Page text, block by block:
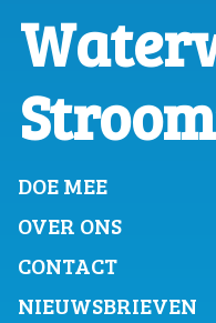
DOE MEE
OVER ONS
CONTACT
NIEUWSBRIEVEN